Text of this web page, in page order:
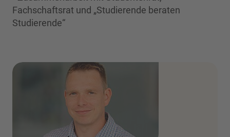
Fachschaftsrat und „Studierende beraten
Studierende“